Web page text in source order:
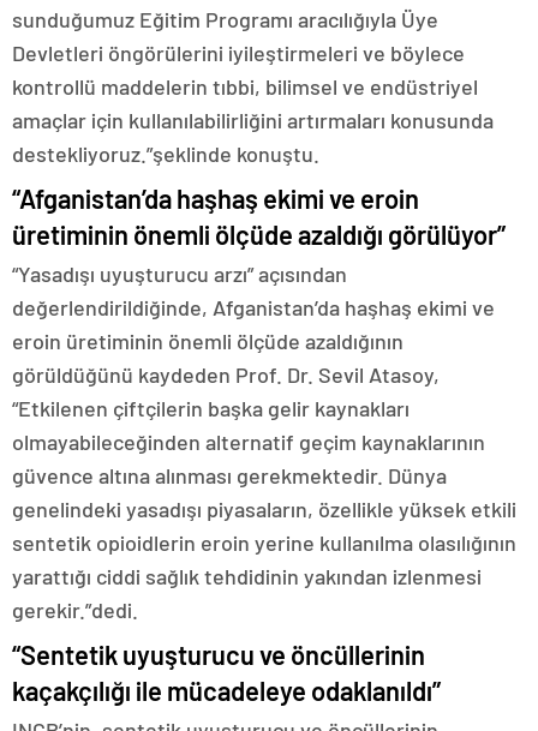
sunduğumuz Eğitim Programı aracılığıyla Üye
Devletleri öngörülerini iyileştirmeleri ve böylece
kontrollü maddelerin tıbbi, bilimsel ve endüstriyel
amaçlar için kullanılabilirliğini artırmaları konusunda
destekliyoruz.”şeklinde konuştu.
“Afganistan’da haşhaş ekimi ve eroin
üretiminin önemli ölçüde azaldığı görülüyor”
“Yasadışı uyuşturucu arzı” açısından
değerlendirildiğinde, Afganistan’da haşhaş ekimi ve
eroin üretiminin önemli ölçüde azaldığının
görüldüğünü kaydeden Prof. Dr. Sevil Atasoy,
“Etkilenen çiftçilerin başka gelir kaynakları
olmayabileceğinden alternatif geçim kaynaklarının
güvence altına alınması gerekmektedir. Dünya
genelindeki yasadışı piyasaların, özellikle yüksek etkili
sentetik opioidlerin eroin yerine kullanılma olasılığının
yarattığı ciddi sağlık tehdidinin yakından izlenmesi
gerekir.”dedi.
“Sentetik uyuşturucu ve öncüllerinin
kaçakçılığı ile mücadeleye odaklanıldı”